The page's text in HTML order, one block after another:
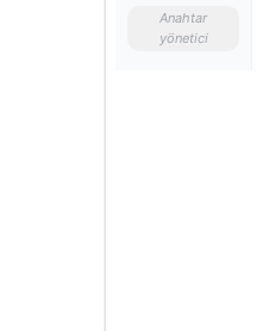
Anahtar
yönetici